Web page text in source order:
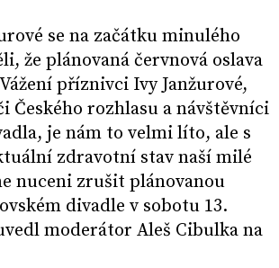
se na začátku minulého
že plánovaná červnová oslava
příznivci Ivy Janžurové,
Českého rozhlasu a návštěvníci
je nám to velmi líto, ale s
zdravotní stav naší milé
nuceni zrušit plánovanou
divadle v sobotu 13.
moderátor Aleš Cibulka na